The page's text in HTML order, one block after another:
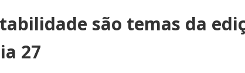
são temas da
27